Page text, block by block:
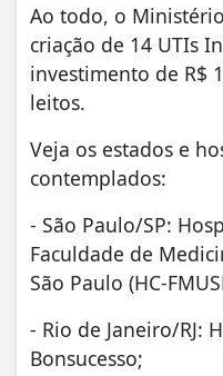
Ao todo, o
criação de 14 UTIs
investimento de R$
leitos.
Veja os estados e
contemplados:
- São Paulo/SP:
Faculdade de
São Paulo (HC-
- Rio de Janeiro/RJ:
Bonsucesso;